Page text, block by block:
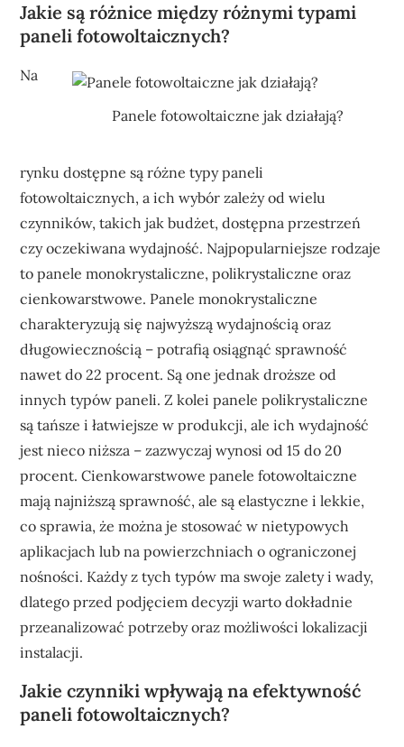
Jakie są różnice między różnymi typami
paneli fotowoltaicznych?
Panele fotowoltaiczne jak działają?
Na
rynku dostępne są różne typy paneli
fotowoltaicznych, a ich wybór zależy od wielu
czynników, takich jak budżet, dostępna przestrzeń
czy oczekiwana wydajność. Najpopularniejsze rodzaje
to panele monokrystaliczne, polikrystaliczne oraz
cienkowarstwowe. Panele monokrystaliczne
charakteryzują się najwyższą wydajnością oraz
długowiecznością – potrafią osiągnąć sprawność
nawet do 22 procent. Są one jednak droższe od
innych typów paneli. Z kolei panele polikrystaliczne
są tańsze i łatwiejsze w produkcji, ale ich wydajność
jest nieco niższa – zazwyczaj wynosi od 15 do 20
procent. Cienkowarstwowe panele fotowoltaiczne
mają najniższą sprawność, ale są elastyczne i lekkie,
co sprawia, że można je stosować w nietypowych
aplikacjach lub na powierzchniach o ograniczonej
nośności. Każdy z tych typów ma swoje zalety i wady,
dlatego przed podjęciem decyzji warto dokładnie
przeanalizować potrzeby oraz możliwości lokalizacji
instalacji.
Jakie czynniki wpływają na efektywność
paneli fotowoltaicznych?